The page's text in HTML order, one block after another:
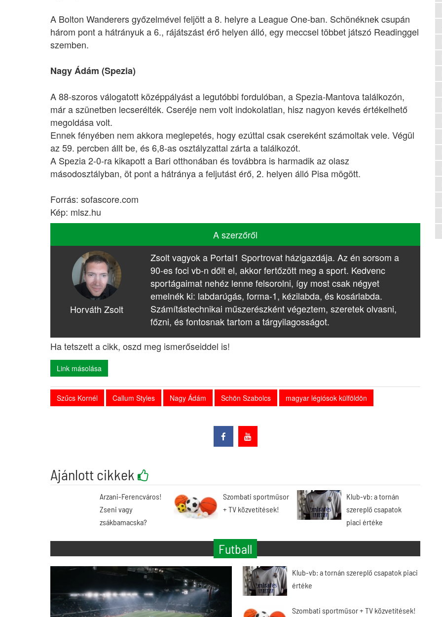
A Bolton Wanderers győzelmével feljött a 8. helyre a League One-ban. Schönéknek csupán
három pont a hátrányuk a 6., rájátszást érő helyen álló, egy meccsel többet játszó Readinggel
szemben.
Nagy Ádám (Spezia)
A 88-szoros válogatott középpályást a legutóbbi fordulóban, a Spezia-Mantova találkozón,
már a szünetben lecserélték. Cseréje nem volt indokolatlan, hisz nagyon kevés értékelhető
megoldása volt.
Ennek fényében nem akkora meglepetés, hogy ezúttal csak csereként számoltak vele. Végül
az 59. percben állt be, és 6,8-as osztályzattal zárta a találkozót.
A Spezia 2-0-ra kikapott a Bari otthonában és továbbra is harmadik az olasz
másodosztályban, öt pont a hátránya a feljutást érő, 2. helyen álló Pisa mögött.
Forrás: sofascore.com
Kép: mlsz.hu
A szerzőről
Horváth Zsolt
Zsolt vagyok a Portal1 Sportrovat házigazdája. Az én sorsom a
90-es foci vb-n dőlt el, akkor fertőzött meg a sport. Kedvenc
sportágaimat nehéz lenne felsorolni, így most csak négyet
emelnék ki: labdarúgás, forma-1, kézilabda, és kosárlabda.
Számítástechnikai műszerészként végeztem, szeretek olvasni,
főzni, és fontosnak tartom a tárgyilagosságot.
Ha tetszett a cikk, oszd meg ismerőseiddel is!
Link másolása
Szűcs Kornél Callum Styles Nagy Ádám Schön Szabolcs magyar légiósok külföldön
Ajánlott cikkek
Arzani-Ferencváros!
Zseni vagy
zsákbamacska?
Szombati sportműsor
+ TV közvetítések!
Klub-vb: a tornán
szereplő csapatok
piaci értéke
Futball
Klub-vb: a tornán szereplő csapatok piaci
értéke
Szombati sportműsor + TV közvetítések!